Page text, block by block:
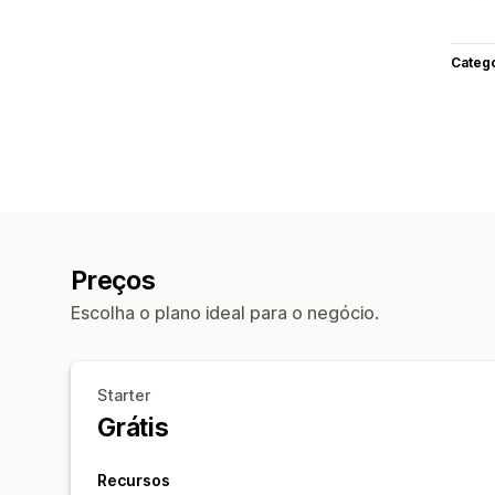
Preços
Escolha o plano ideal para o negócio.
Starter
Grátis
Recursos